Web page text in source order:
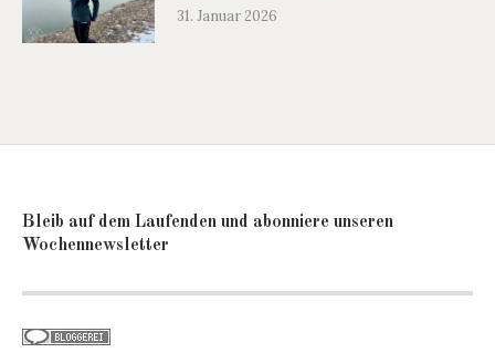
31. Januar 2026
Bleib auf dem Laufenden und abonniere unseren
Wochennewsletter